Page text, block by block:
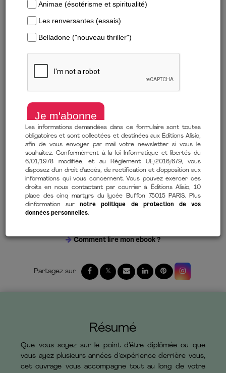
Télécharger un extrait
Pour les femmes qui veulent assumer leur ambition
professionnelle
deValérie Rocoplan(auteur),MARIE-CHRISTINE MAHEAS
(contributions),CAROLINE DASSIE (contributions)
Comment lire mon ebook ?
Résumé
Que vous soyez sur le point d’être diplômée ou que
vous ayez plusieurs années d’expérience derrière vous,
cet ouvrage vous accompagne tout au long de votre
Les informations demandées dans ce formulaire sont toutes
obligatoires et sont collectées et destinées aux Éditions Alisio,
afin de vous envoyer par mail votre newsletter si vous le
souhaitez. Conformément à la loi Informatique et libertés du
6/01/1978 modifiée, et au Règlement UE/2016/679, vous
disposez d'un droit d'accès, de rectification et d'opposition aux
informations qui vous concernent. Vous pouvez exercer ces
droits en nous contactant par courrier à Éditions Alisio, 10
place des cinq martyrs du lycée Buffon 75015 PARIS. Plus
d'information surnotre politique de protection de vos
données personnelles.